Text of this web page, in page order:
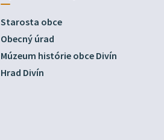
Starosta obce
Obecný úrad
Múzeum histórie obce Divín
Hrad Divín